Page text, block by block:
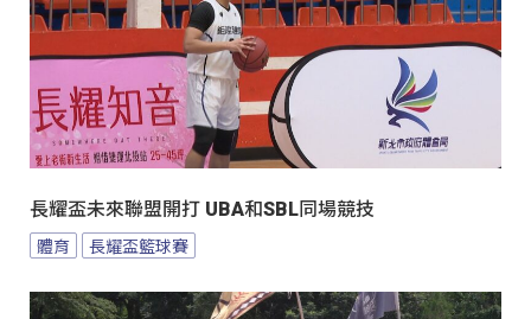
長耀盃未來聯盟開打 UBA和SBL同場競技
體育 長耀盃籃球賽